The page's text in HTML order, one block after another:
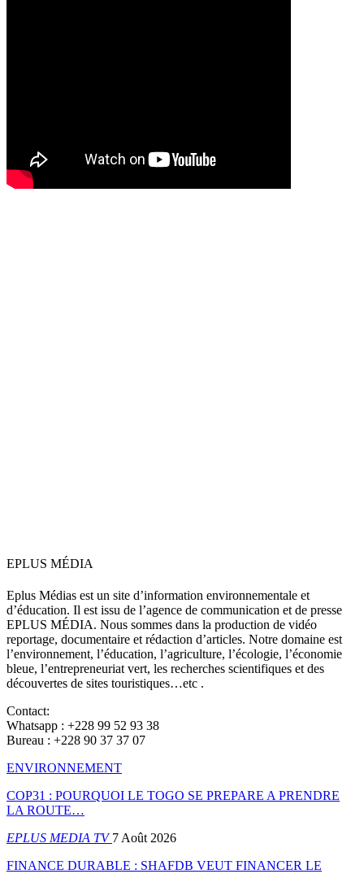
EPLUS MÉDIA
Eplus Médias est un site d’information environnementale et
d’éducation. Il est issu de l’agence de communication et de presse
EPLUS MÉDIA. Nous sommes dans la production de vidéo
reportage, documentaire et rédaction d’articles. Notre domaine est
l’environnement, l’éducation, l’agriculture, l’écologie, l’économie
bleue, l’entrepreneuriat vert, les recherches scientifiques et des
découvertes de sites touristiques…etc .
Contact:
Whatsapp : +228 99 52 93 38
Bureau : +228 90 37 37 07
ENVIRONNEMENT
COP31 : POURQUOI LE TOGO SE PREPARE A PRENDRE
LA ROUTE…
EPLUS MEDIA TV7 Août 2026
FINANCE DURABLE : SHAFDB VEUT FINANCER LE